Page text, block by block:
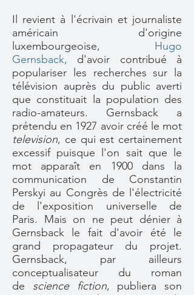
Il revient à l'écrivain et journaliste
américain d'origine
luxembourgeoise, Hugo
Gernsback, d'avoir contribué à
populariser les recherches sur la
télévision auprès du public averti
que constituait la population des
radio-amateurs. Gernsback a
prétendu en 1927 avoir créé le mot
television, ce qui est certainement
excessif puisque l'on sait que le
mot apparaît en 1900 dans la
communication de Constantin
Perskyi au Congrès de l'électricité
de l'exposition universelle de
Paris. Mais on ne peut dénier à
Gernsback le fait d'avoir été le
grand propagateur du projet.
Gernsback, par ailleurs
conceptualisateur du roman
de science fiction, publiera son